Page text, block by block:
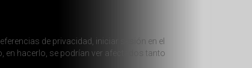
de privacidad, iniciar sesión en el
en hacerlo, se podrían ver afectados tanto